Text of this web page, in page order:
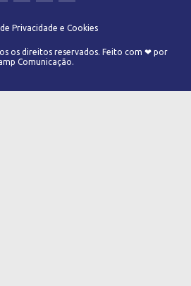
Privacidade e Cookies
os direitos reservados. Feito com ❤ por
Comunicação.